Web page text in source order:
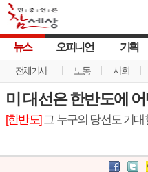
뉴스
전체기사 노동 사회
오피니언 기획
미 대선은 한반도에
[한반도]그 누구의 당선도 기대